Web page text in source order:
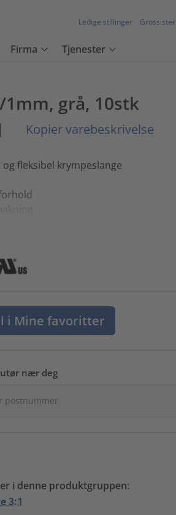
Ledige stillinger Grossister
Firma Tjenester
grå, 10stk
| Kopier varebeskrivelse
og fleksibel krympeslange
i Mine favoritter
nær deg
i denne produktgruppen:
3:1